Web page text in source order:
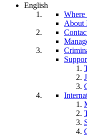
English
Where
About